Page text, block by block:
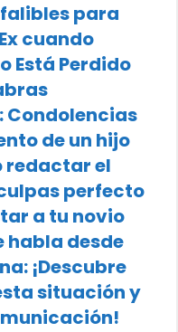
para
cuando
Está Perdido
de un hijo
redactar el
perfecto
a tu novio
habla desde
¡Descubre
situación y